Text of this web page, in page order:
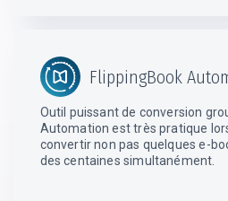
FlippingBook
Outil puissant de conversion
Automation est très pratique
convertir non pas quelques e-
des centaines simultanément.